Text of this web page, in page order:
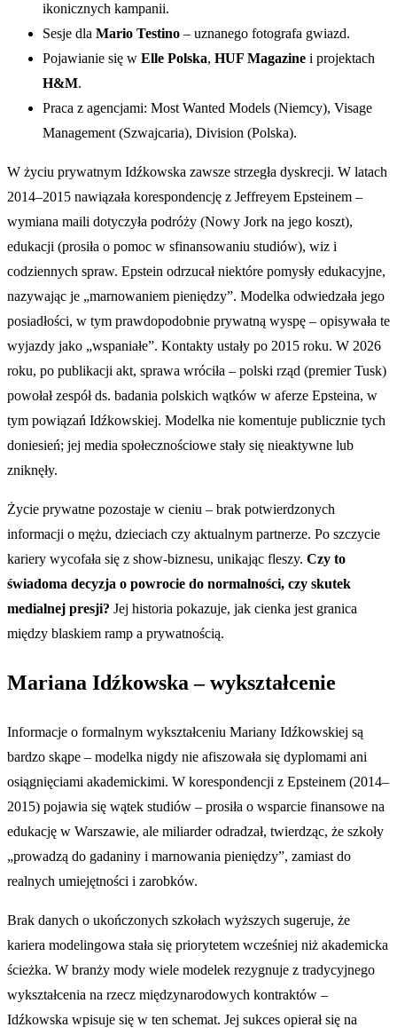
ikonicznych kampanii.
Sesje dla Mario Testino – uznanego fotografa gwiazd.
Pojawianie się w Elle Polska, HUF Magazine i projektach
H&M.
Praca z agencjami: Most Wanted Models (Niemcy), Visage
Management (Szwajcaria), Division (Polska).
W życiu prywatnym Idźkowska zawsze strzegła dyskrecji. W latach
2014–2015 nawiązała korespondencję z Jeffreyem Epsteinem –
wymiana maili dotyczyła podróży (Nowy Jork na jego koszt),
edukacji (prosiła o pomoc w sfinansowaniu studiów), wiz i
codziennych spraw. Epstein odrzucał niektóre pomysły edukacyjne,
nazywając je „marnowaniem pieniędzy”. Modelka odwiedzała jego
posiadłości, w tym prawdopodobnie prywatną wyspę – opisywała te
wyjazdy jako „wspaniałe”. Kontakty ustały po 2015 roku. W 2026
roku, po publikacji akt, sprawa wróciła – polski rząd (premier Tusk)
powołał zespół ds. badania polskich wątków w aferze Epsteina, w
tym powiązań Idźkowskiej. Modelka nie komentuje publicznie tych
doniesień; jej media społecznościowe stały się nieaktywne lub
zniknęły.
Życie prywatne pozostaje w cieniu – brak potwierdzonych
informacji o mężu, dzieciach czy aktualnym partnerze. Po szczycie
kariery wycofała się z show-biznesu, unikając fleszy. Czy to
świadoma decyzja o powrocie do normalności, czy skutek
medialnej presji? Jej historia pokazuje, jak cienka jest granica
między blaskiem ramp a prywatnością.
Mariana Idźkowska – wykształcenie
Informacje o formalnym wykształceniu Mariany Idźkowskiej są
bardzo skąpe – modelka nigdy nie afiszowała się dyplomami ani
osiągnięciami akademickimi. W korespondencji z Epsteinem (2014–
2015) pojawia się wątek studiów – prosiła o wsparcie finansowe na
edukację w Warszawie, ale miliarder odradzał, twierdząc, że szkoły
„prowadzą do gadaniny i marnowania pieniędzy”, zamiast do
realnych umiejętności i zarobków.
Brak danych o ukończonych szkołach wyższych sugeruje, że
kariera modelingowa stała się priorytetem wcześniej niż akademicka
ścieżka. W branży mody wiele modelek rezygnuje z tradycyjnego
wykształcenia na rzecz międzynarodowych kontraktów –
Idźkowska wpisuje się w ten schemat. Jej sukces opierał się na